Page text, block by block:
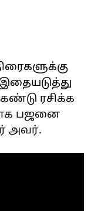
ரசிக்க
பஜனை
அவர்.